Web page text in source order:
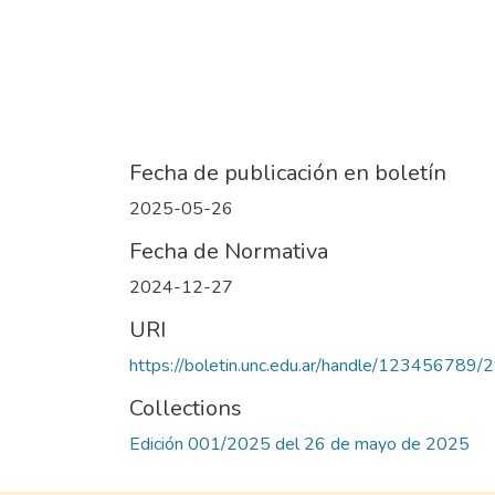
Fecha de publicación en boletín
2025-05-26
Fecha de Normativa
2024-12-27
URI
https://boletin.unc.edu.ar/handle/123456789/
Collections
Edición 001/2025 del 26 de mayo de 2025